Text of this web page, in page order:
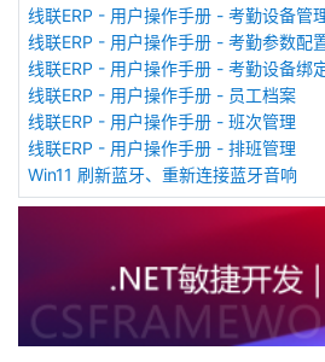
线联ERP - 用户操作手册 - 考勤设备管
线联ERP - 用户操作手册 - 考勤参数配
线联ERP - 用户操作手册 - 考勤设备绑
线联ERP - 用户操作手册 - 员工档案
线联ERP - 用户操作手册 - 班次管理
线联ERP - 用户操作手册 - 排班管理
Win11 刷新蓝牙、重新连接蓝牙音响